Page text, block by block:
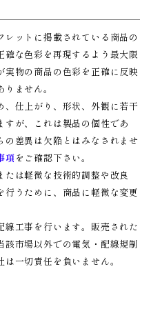
レットに掲載されている商品の
な色彩を再現するよう最大限
物の商品の色彩を正確に反映
ません。
、仕上がり、形状、外観に若干
が、これは製品の個性であ
の差異は欠陥とはみなされませ
項をご確認下さい。
たは軽微な技術的調整や改良
行うために、商品に軽微な変更
線工事を行います。販売された
市場以外での電気・配線規制
一切責任を負いません。